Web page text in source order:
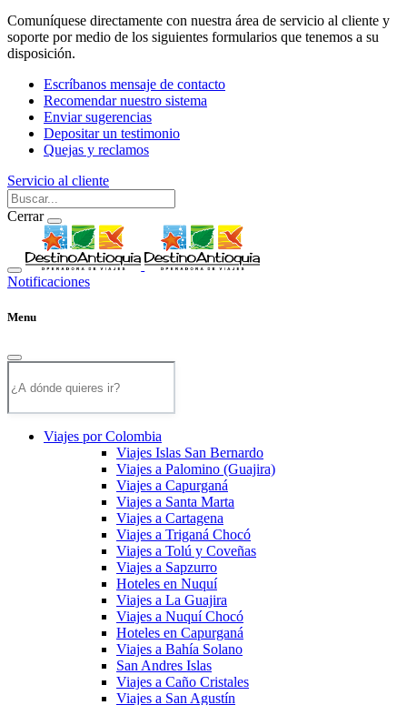
Comuníquese directamente con nuestra área de servicio al cliente y
soporte por medio de los siguientes formularios que tenemos a su
disposición.
Escríbanos mensaje de contacto
Recomendar nuestro sistema
Enviar sugerencias
Depositar un testimonio
Quejas y reclamos
Servicio al cliente
Cerrar
Notificaciones
Menu
Viajes por Colombia
Viajes Islas San Bernardo
Viajes a Palomino (Guajira)
Viajes a Capurganá
Viajes a Santa Marta
Viajes a Cartagena
Viajes a Triganá Chocó
Viajes a Tolú y Coveñas
Viajes a Sapzurro
Hoteles en Nuquí
Viajes a La Guajira
Viajes a Nuquí Chocó
Hoteles en Capurganá
Viajes a Bahía Solano
San Andres Islas
Viajes a Caño Cristales
Viajes a San Agustín